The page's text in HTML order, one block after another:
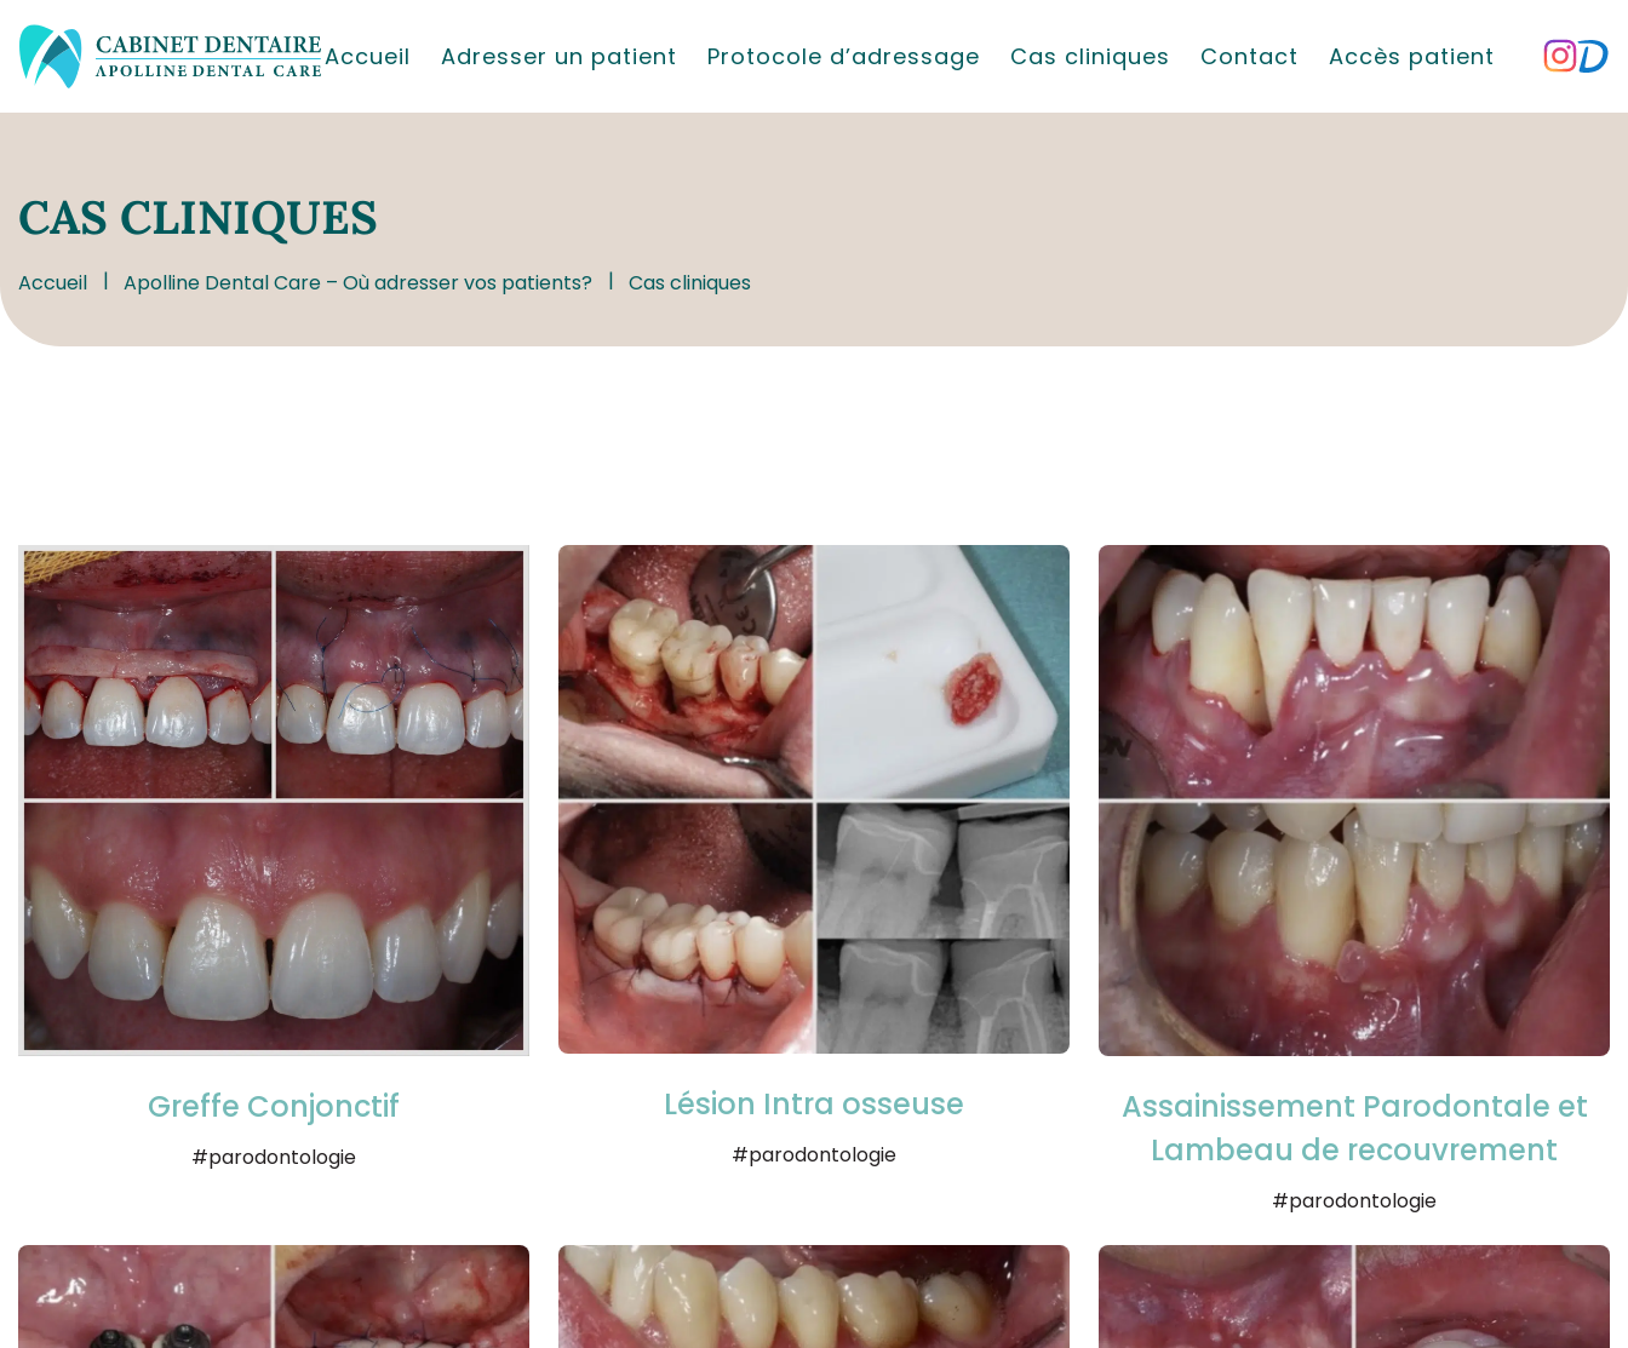
Accueil Adresser un patient Protocole d’adressage Cas cliniques Contact Accès patient
CAS CLINIQUES
Accueil Apolline Dental Care – Où adresser vos patients? Cas cliniques
Parodontologie Implantologie Endodontie Chirurgie Esthétique
Greffe Conjonctif
#parodontologie
Lésion Intra osseuse
#parodontologie
Assainissement Parodontale et
Lambeau de recouvrement
#parodontologie